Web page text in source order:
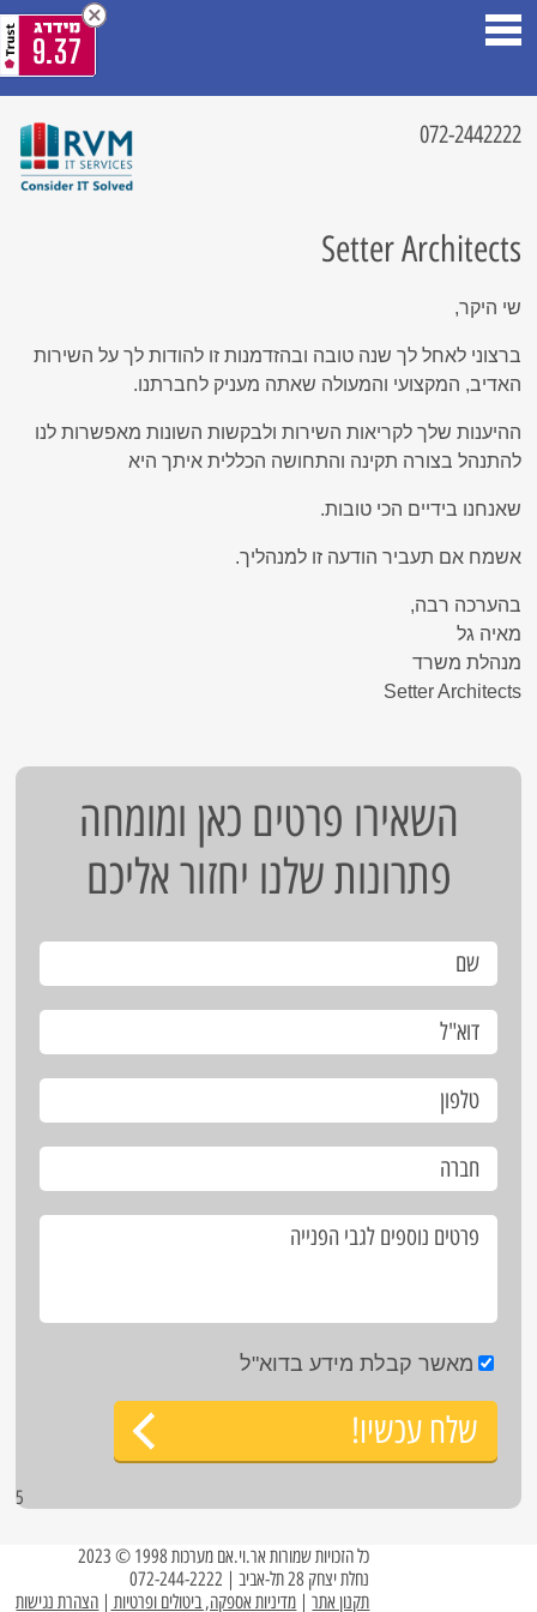
072-2442222
Setter Architects
שי היקר,
ברצוני לאחל לך שנה טובה ובהזדמנות זו להודות לך על השירות
האדיב, המקצועי והמעולה שאתה מעניק לחברתנו.
ההיענות שלך לקריאות השירות ולבקשות השונות מאפשרות לנו
להתנהל בצורה תקינה והתחושה הכללית איתך היא
שאנחנו בידיים הכי טובות.
אשמח אם תעביר הודעה זו למנהליך.
בהערכה רבה,
מאיה גל
מנהלת משרד
Setter Architects
השאירו פרטים כאן ומומחה
פתרונות שלנו יחזור אליכם
מאשר קבלת מידע בדוא"ל
שלח עכשיו!
5
כל הזכויות שמורות אר.וי.אם מערכות 1998 © 2023
נחלת יצחק 28 תל-אביב | 072-244-2222
תקנון אתר| מדיניות אספקה, ביטולים ופרטיות | הצהרת נגישות
9.37